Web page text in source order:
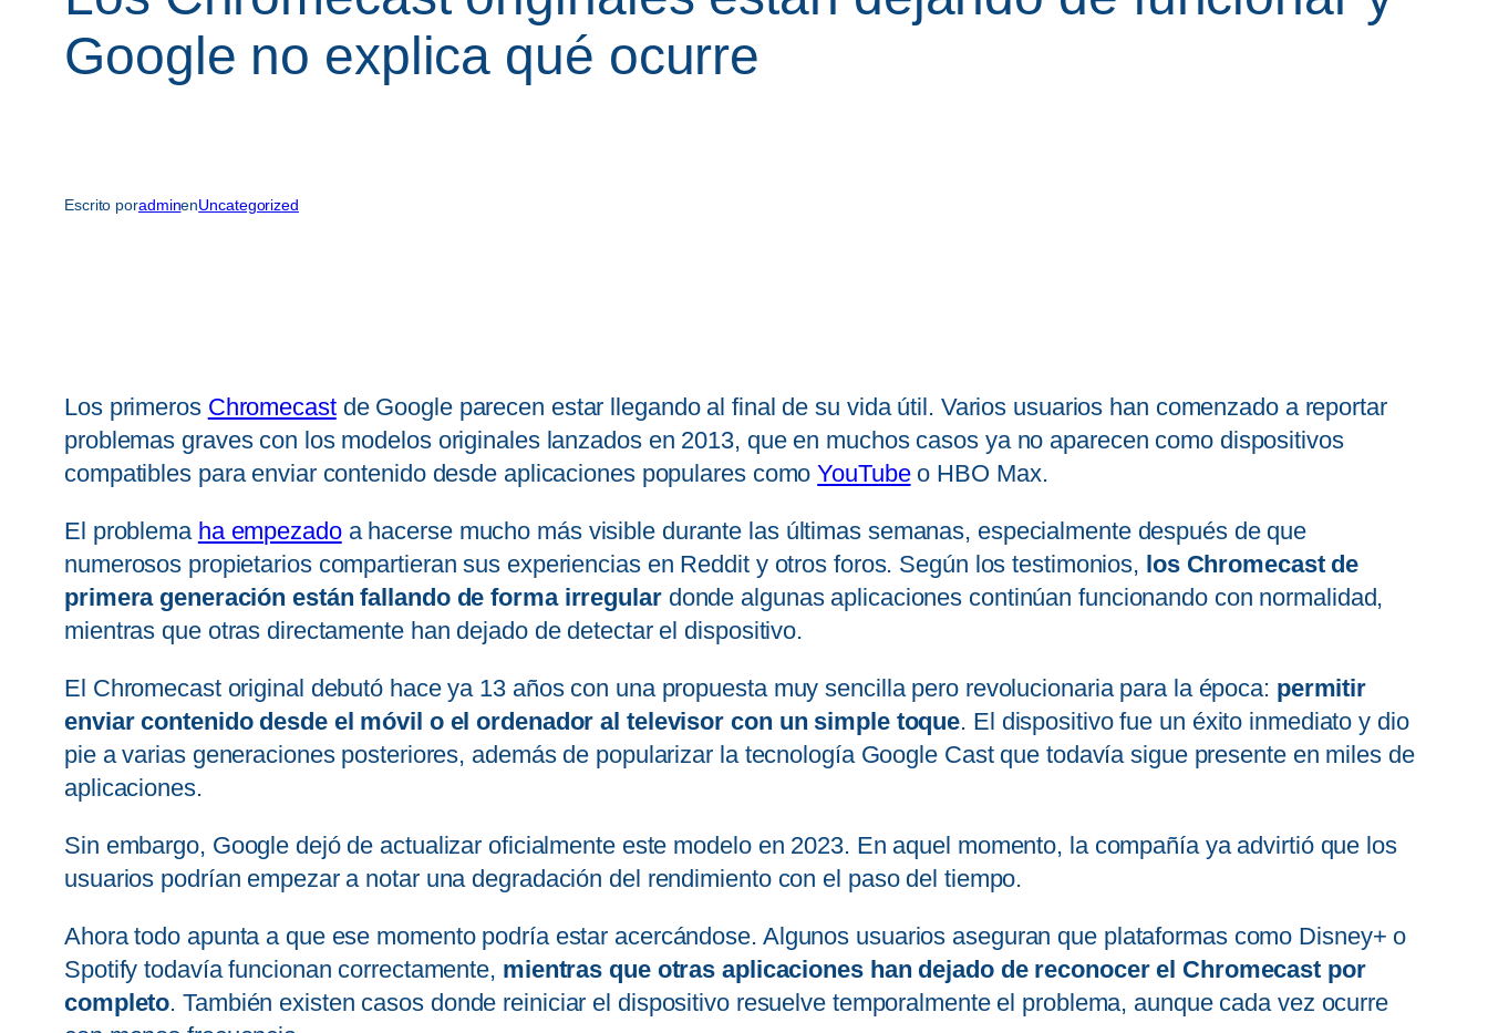
Google no explica qué ocurre
Escrito poradminenUncategorized
Los primeros Chromecastde Google parecen estar llegando al final de su vida útil. Varios usuarios han comenzado a reportar
problemas graves con los modelos originales lanzados en 2013, que en muchos casos ya no aparecen como dispositivos
compatibles para enviar contenido desde aplicaciones populares comoYouTubeo HBO Max.
El problema ha empezadoa hacerse mucho más visible durante las últimas semanas, especialmente después de que
numerosos propietarios compartieran sus experiencias en Reddit y otros foros. Según los testimonios, los Chromecast de
primera generación están fallando de forma irregular donde algunas aplicaciones continúan funcionando con normalidad,
mientras que otras directamente han dejado de detectar el dispositivo.
El Chromecast original debutó hace ya 13 años con una propuesta muy sencilla pero revolucionaria para la época: permitir
enviar contenido desde el móvil o el ordenador al televisor con un simple toque. El dispositivo fue un éxito inmediato y dio
pie a varias generaciones posteriores, además de popularizar la tecnología Google Cast que todavía sigue presente en miles de
aplicaciones.
Sin embargo, Google dejó de actualizar oficialmente este modelo en 2023. En aquel momento, la compañía ya advirtió que los
usuarios podrían empezar a notar una degradación del rendimiento con el paso del tiempo.
Ahora todo apunta a que ese momento podría estar acercándose. Algunos usuarios aseguran que plataformas como Disney+ o
Spotify todavía funcionan correctamente, mientras que otras aplicaciones han dejado de reconocer el Chromecast por
completo. También existen casos donde reiniciar el dispositivo resuelve temporalmente el problema, aunque cada vez ocurre